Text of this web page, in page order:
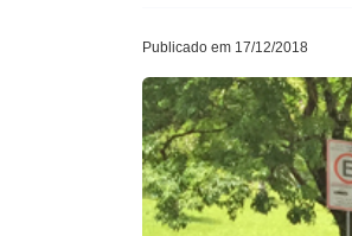
Publicado em 17/12/2018